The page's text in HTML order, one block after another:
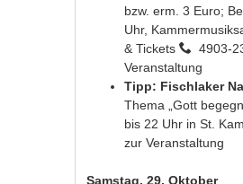
bzw. erm. 3 Euro;
Uhr,
& Tickets
4903-
Veranstaltung
Tipp: Fischlaker
Thema „Gott
bis 22 Uhr in St.
zur Veranstaltung
Samstag, 29. Oktober